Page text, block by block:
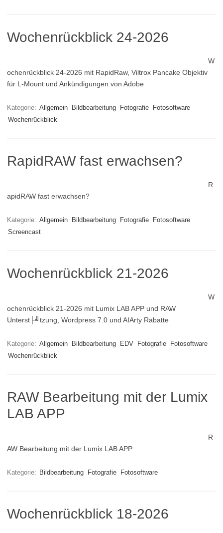
Wochenrückblick 24-2026
W
ochenrückblick 24-2026 mit RapidRaw, Viltrox Pancake Objektiv
für L-Mount und Ankündigungen von Adobe
Kategorie: Allgemein Bildbearbeitung Fotografie
Fotosoftware
Wochenrückblick
RapidRAW fast erwachsen?
R
apidRAW fast erwachsen?
Kategorie: Allgemein Bildbearbeitung Fotografie
Fotosoftware
Screencast
Wochenrückblick 21-2026
W
ochenrückblick 21-2026 mit Lumix LAB APP und RAW
Unterst├╝tzung, Wordpress 7.0 und AIArty Rabatte
Kategorie: Allgemein Bildbearbeitung EDV Fotografie
Fotosoftware
Wochenrückblick
RAW Bearbeitung mit der Lumix
LAB APP
R
AW Bearbeitung mit der Lumix LAB APP
Kategorie: Bildbearbeitung Fotografie Fotosoftware
Wochenrückblick 18-2026